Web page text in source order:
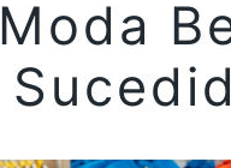
Moda